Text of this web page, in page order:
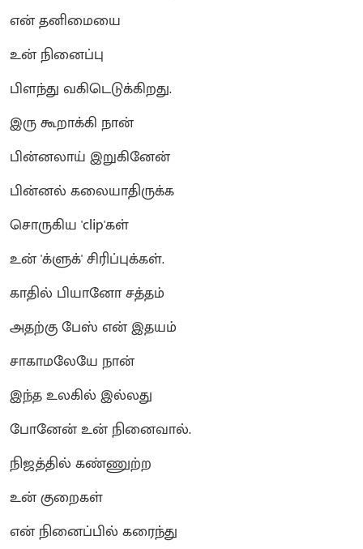
என் தனிமையை
உன் நினைப்பு
பிளந்து வகிடெடுக்கிறது.
இரு கூறாக்கி நான்
பின்னலாய் இறுகினேன்
பின்னல் கலையாதிருக்க
சொருகிய 'clip'கள்
உன் 'க்ளுக்' சிரிப்புக்கள்.
காதில் பியானோ சத்தம்
அதற்கு பேஸ் என் இதயம்
சாகாமலேயே நான்
இந்த உலகில் இல்லது
போனேன் உன் நினைவால்.
நிஜத்தில் கண்ணுற்ற
உன் குறைகள்
என் நினைப்பில் கரைந்து